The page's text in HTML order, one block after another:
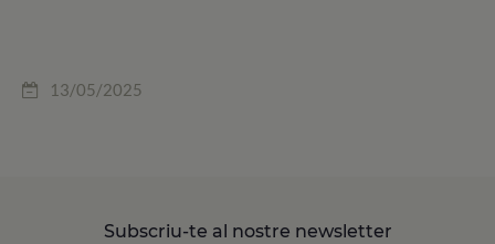
13/05/2025
Subscriu-te al nostre newsletter